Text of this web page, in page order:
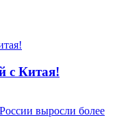
с Китая!